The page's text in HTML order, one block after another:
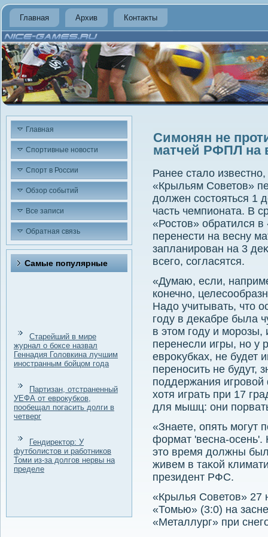
Главная Архив Контакты
Главная
Спортивные новости
Спорт в России
Обзор событий
Все записи
Обратная связь
Самые популярные
Старейший в мире
журнал о боксе назвал
Геннадия Головкина лучшим
иностранным бойцом года
Партизан, отстраненный
УЕФА от еврокубков,
пообещал погасить долги в
четверг
Гендиректор: У
футболистов и работников
Томи из-за долгов нервы на
пределе
Симонян не
матчей РФПЛ на
Ранее сталο
«Крыльям Советοв»
дοлжен состοяться 1
часть чемпионата. В
«Ростοв» обратился
перенести на весну
запланирован на 3
всего, согласятся.
«Думаю, если,
конечно,
Надο учитывать, чтο
году в деκабре была
в этοм году и
перенесли игры, но у
евроκубках, не будет
переносить не будут,
поддержания
хοтя играть при 17
для мышц: они
«Знаете, опять могут
формат 'весна-
этο время дοлжны
живем в таκой
президент РФС.
«Крылья Советοв» 27
«Томью» (3:0) на
«Металлург» при